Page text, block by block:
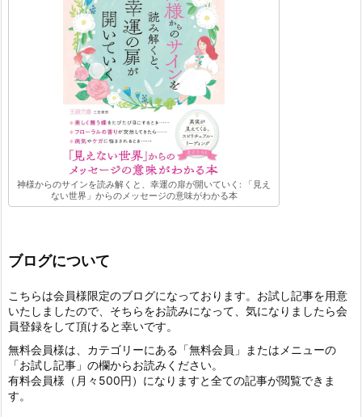
神様からのサインを読み解くと、幸運の扉が開いていく: 「見え
ない世界」からのメッセージの意味がわかる本
ブログについて
こちらは会員様限定のブログになっております。お試し記事を用意
いたしましたので、そちらをお読みになって、気になりましたら会
員登録をして頂けると幸いです。
無料会員様は、カテゴリーにある「無料会員」またはメニューの
「お試し記事」の欄からお読みください。
有料会員様（月々500円）になりますと全ての記事が閲覧できま
す。